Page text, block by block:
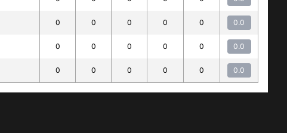
0 0 0 0 0 0.0
0 0 0 0 0 0.0
0 0 0 0 0 0.0